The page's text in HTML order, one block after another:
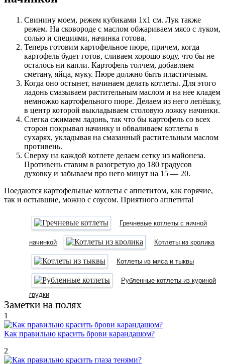
Свинину моем, режем кубиками 1х1 см. Лук также
режем. На сковороде с маслом обжариваем мясо с луком,
солью и специями, начинка готова.
Теперь готовим картофельное пюре, причем, когда
картофель будет готов, сливаем хорошо воду, что бы не
осталось ни капли. Картофель толчем, добавляем
сметану, яйца, муку. Пюре должно быть пластичным.
Когда оно остынет, начинаем делать котлеты. Для этого
ладонь смазываем растительным маслом и на нее кладем
немножко картофельного пюре. Делаем из него лепёшку,
в центр которой выкладываем столовую ложку начинки.
Слегка сжимаем ладонь, так что бы картофель со всех
сторон покрывал начинку и обваливаем котлеты в
сухарях, укладывая на смазанный растительным маслом
противень.
Сверху на каждой котлете делаем сетку из майонеза.
Противень ставим в разогретую до 180 градусов
духовку и забываем про него минут на 15 — 20.
Поедаются картофельные котлеты с аппетитом, как горячие,
так и остывшие, можно с соусом. Приятного аппетита!
Гречневые котлеты с яичной
начинкой Котлеты из кролика
Котлеты из мяса и тыквы
Рубленные котлеты из куриной
грудки
Заметки на полях
1
Как правильно красить брови карандашом?
2